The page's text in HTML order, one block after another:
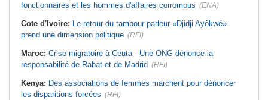
fonctionnaires et les hommes d'affaires corrompus (ENA)
Cote d'Ivoire: Le retour du tambour parleur «Djidji Ayôkwé»
prend une dimension politique (RFI)
Maroc: Crise migratoire à Ceuta - Une ONG dénonce la
responsabilité de Rabat et de Madrid (RFI)
Kenya: Des associations de femmes marchent pour dénoncer
les disparitions forcées (RFI)